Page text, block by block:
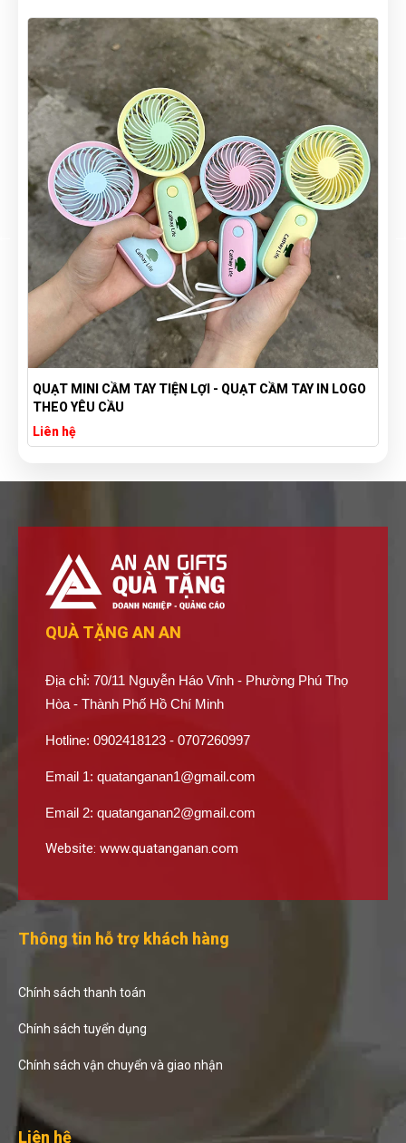
TÚI VẢI BỐ CANVAS IN LOGO THEO YÊU CẦU GIÁ RẺ -
XƯỞNG SẢN XUẤT TÚI VẢI CANVAS
Liên hệ
QUÀ TẶNG AN AN
Địa chỉ: 70/11 Nguyễn Háo Vĩnh - Phường Phú Thọ
Hòa - Thành Phố Hồ Chí Minh
Hotline: 0902418123 - 0707260997
Email 1: quatanganan1@gmail.com
Email 2: quatanganan2@gmail.com
Website: www.quatanganan.com
Thông tin hỗ trợ khách hàng
Chính sách thanh toán
Chính sách tuyển dụng
Chính sách vận chuyển và giao nhận
Liên hệ